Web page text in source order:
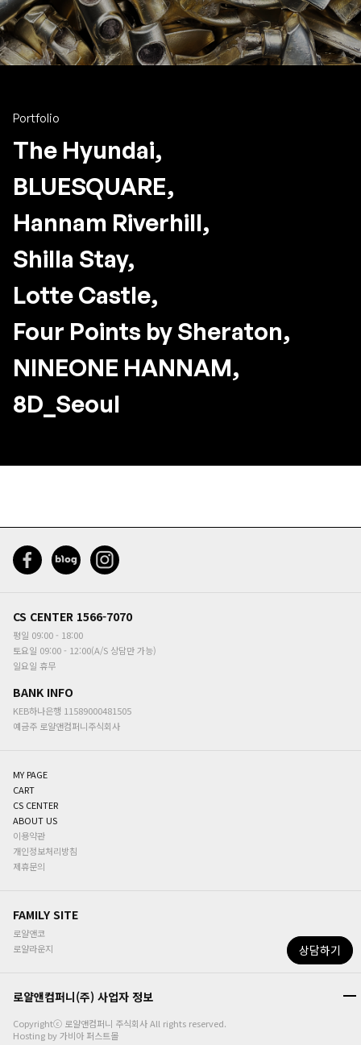
Portfolio
The Hyundai,
BLUESQUARE,
Hannam Riverhill,
Shilla Stay,
Lotte Castle,
Four Points by Sheraton,
NINEONE HANNAM,
8D_Seoul
CS CENTER 1566-7070
평일 09:00 - 18:00
토요일 09:00 - 12:00(A/S 상담만 가능)
일요일 휴무
BANK INFO
KEB하나은행 11589000481505
예금주 로얄앤컴퍼니주식회사
MY PAGE
CART
CS CENTER
ABOUT US
이용약관
개인정보처리방침
제휴문의
FAMILY SITE
로얄앤코
로얄라운지
로얄앤컴퍼니(주) 사업자 정보
Copyrightⓒ 로얄앤컴퍼니 주식회사All rights reserved.
Hosting by 가비아 퍼스트몰
상담하기